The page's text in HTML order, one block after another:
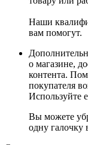
Наши
вам помогут.
о магазине,
контента.
покупателя
Используйте
Вы можете
одну галочку